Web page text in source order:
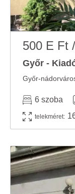
500 E Ft
Győr -
6 szoba
telekméret: